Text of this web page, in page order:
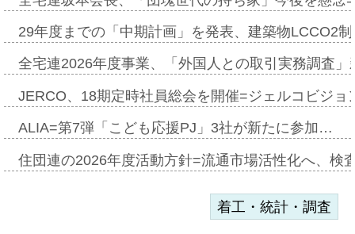
29年度までの「中期計画」を発表、建築物LCCO2
全宅連2026年度事業、「外国人との取引実務調査
JERCO、18期定時社員総会を開催=ジェルコビジ
ALIA=第7弾「こども応援PJ」3社が新たに参加…
住団連の2026年度活動方針=流通市場活性化へ、検
着工・統計・調査